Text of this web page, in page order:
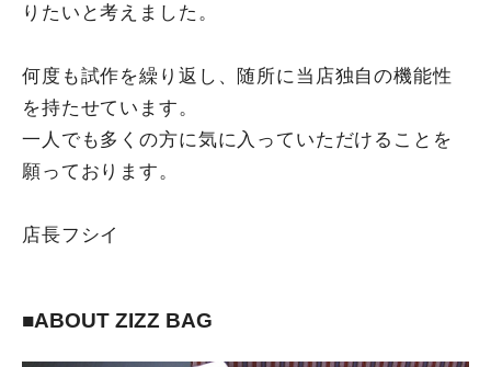
りたいと考えました。
何度も試作を繰り返し、随所に当店独自の機能性
を持たせています。
一人でも多くの方に気に入っていただけることを
願っております。
店長フシイ
■ABOUT ZIZZ BAG